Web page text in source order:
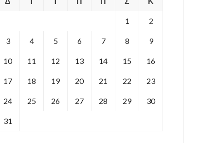
1 2
3 4 5 6 7 8 9
10 11 12 13 14 15 16
17 18 19 20 21 22 23
24 25 26 27 28 29 30
31